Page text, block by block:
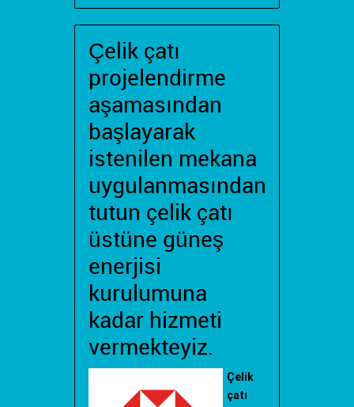
Çelik çatı
projelendirme
aşamasından
başlayarak
istenilen mekana
uygulanmasından
tutun çelik çatı
üstüne güneş
enerjisi
kurulumuna
kadar hizmeti
vermekteyiz.
Çelik
çatı